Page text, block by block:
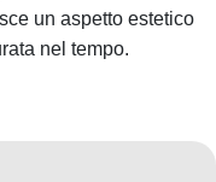
un aspetto estetico
nel tempo.